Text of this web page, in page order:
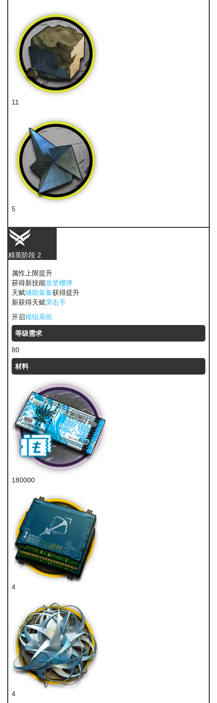
11
5
精英阶段 2
属性上限提升
获得新技能攻坚榴弹
天赋辅助装备获得提升
新获得天赋突击手
开启模组系统
等级需求
80
材料
180000
4
4